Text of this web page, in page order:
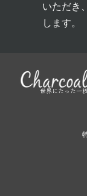
いただき
します。